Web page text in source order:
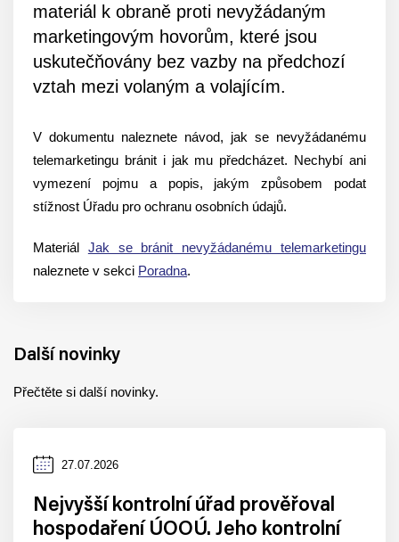
materiál k obraně proti nevyžádaným
marketingovým hovorům, které jsou
uskutečňovány bez vazby na předchozí
vztah mezi volaným a volajícím.
V dokumentu naleznete návod, jak se nevyžádanému
telemarketingu bránit i jak mu předcházet. Nechybí ani
vymezení pojmu a popis, jakým způsobem podat
stížnost Úřadu pro ochranu osobních údajů.
Materiál Jak se bránit nevyžádanému telemarketingu
naleznete v sekci Poradna.
Další novinky
Přečtěte si další novinky.
Datum
27.07.2026
Nejvyšší kontrolní úřad prověřoval
hospodaření ÚOOÚ. Jeho kontrolní